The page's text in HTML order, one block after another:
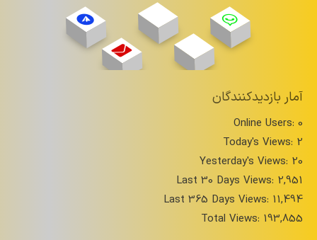
آمار بازدیدکنندگان
Online Users: 0
Today's Views: 2
Yesterday's Views: 20
Last 30 Days Views: 2,951
Last 365 Days Views: 11,494
Total Views: 193,855